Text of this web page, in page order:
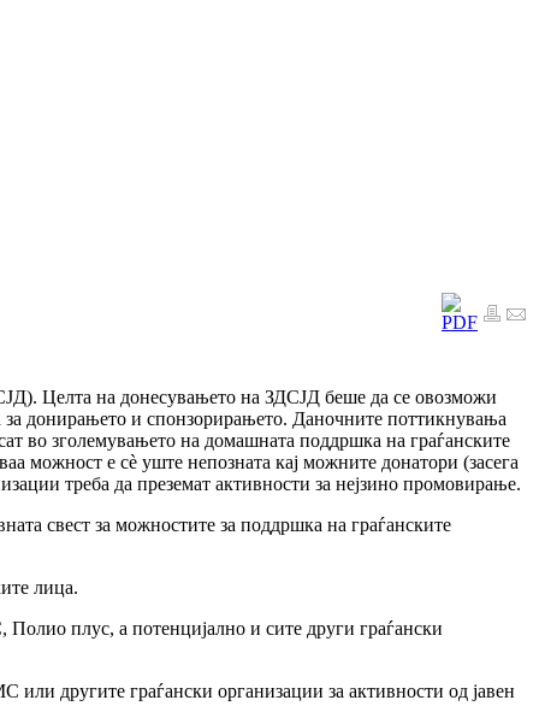
Целта на донесувањето на ЗДСЈД беше да се овозможи
донирањето и спонзорирањето. Даночните поттикнувања
во зголемувањето на домашната поддршка на граѓанските
можност е сè уште непозната кај можните донатори (засега
треба да преземат активности за нејзино промовирање.
свест за можностите за поддршка на граѓанските
лица.
плус, а потенцијално и сите други граѓански
другите граѓански организации за активности од јавен